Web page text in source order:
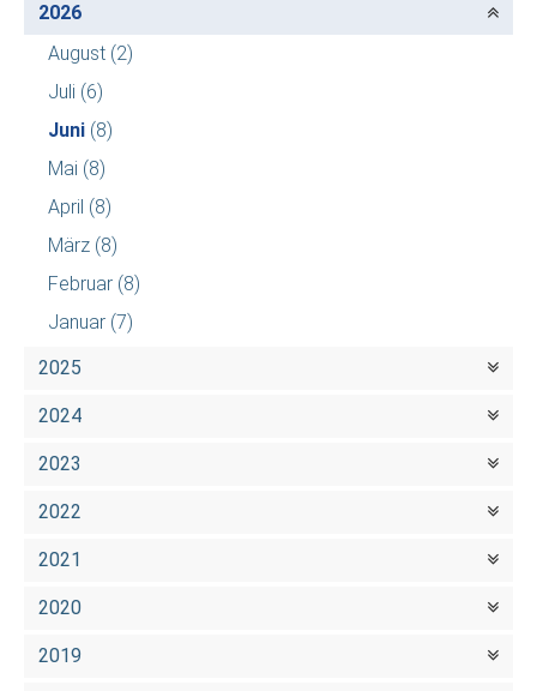
2026
August (2)
Juli (6)
Juni (8)
Mai (8)
April (8)
März (8)
Februar (8)
Januar (7)
2025
2024
2023
2022
2021
2020
2019